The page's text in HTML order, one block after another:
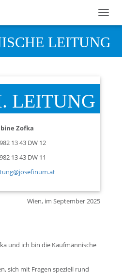
LEITUNG
LEITUNG
Zofka
13 43 DW 12
13 43 DW 11
Wien, im September 2025
und ich bin die Kaufmännische
sich mit Fragen speziell rund